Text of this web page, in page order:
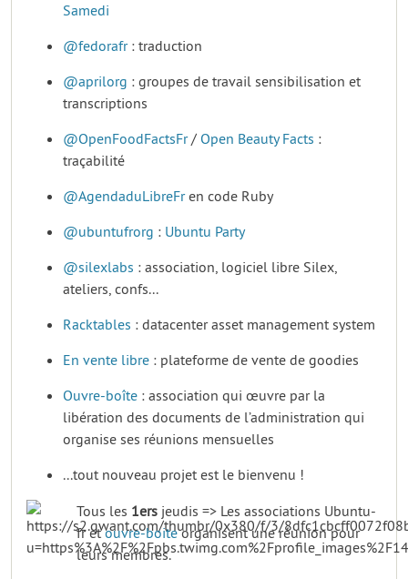
Samedi
@fedorafr: traduction
@aprilorg : groupes de travail sensibilisation et
transcriptions
@OpenFoodFactsFr/ Open Beauty Facts :
traçabilité
@AgendaduLibreFren code Ruby
@ubuntufrorg : Ubuntu Party
@silexlabs : association, logiciel libre Silex,
ateliers, confs...
Racktables : datacenter asset management system
En vente libre : plateforme de vente de goodies
Ouvre-boîte : association qui œuvre par la
libération des documents de l’administration qui
organise ses réunions mensuelles
...tout nouveau projet est le bienvenu !
Tous les 1ers jeudis => Les associations Ubuntu-
fr etouvre-boiteorganisent une réunion pour
leurs membres.